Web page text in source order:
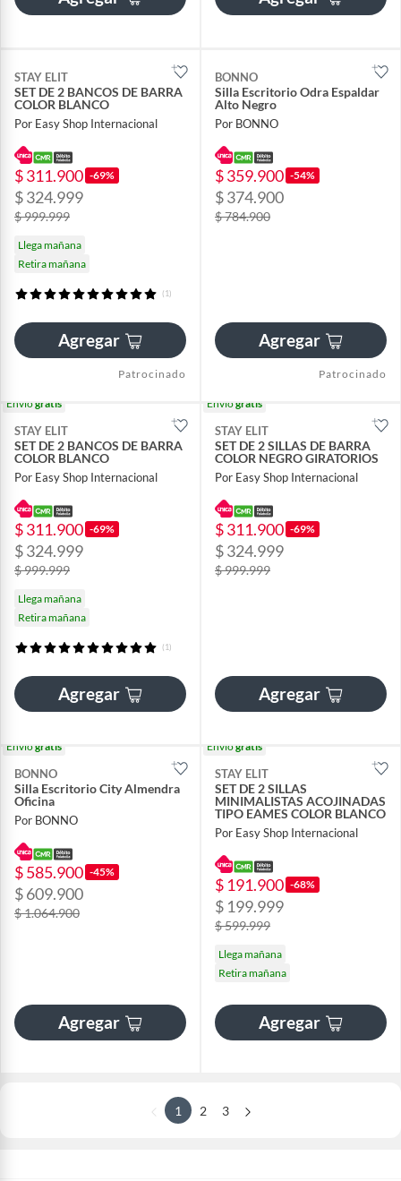
STAY ELIT
SET DE 2 BANCOS DE BARRA
COLOR BLANCO
Por Easy Shop Internacional
$ 311.900 -69%
$ 324.999
$ 999.999
Llega mañana
Retira mañana
(1)
Agregar
Patrocinado
BONNO
Silla Escritorio Odra Espaldar
Alto Negro
Por BONNO
$ 359.900 -54%
$ 374.900
$ 784.900
Agregar
Patrocinado
Envíogratis
STAY ELIT
SET DE 2 BANCOS DE BARRA
COLOR BLANCO
Por Easy Shop Internacional
$ 311.900 -69%
$ 324.999
$ 999.999
Llega mañana
Retira mañana
(1)
Agregar
Envíogratis
STAY ELIT
SET DE 2 SILLAS DE BARRA
COLOR NEGRO GIRATORIOS
Por Easy Shop Internacional
$ 311.900 -69%
$ 324.999
$ 999.999
Agregar
Envíogratis
BONNO
Silla Escritorio City Almendra
Oficina
Por BONNO
$ 585.900 -45%
$ 609.900
$ 1.064.900
Agregar
Envíogratis
STAY ELIT
SET DE 2 SILLAS
MINIMALISTAS ACOJINADAS
TIPO EAMES COLOR BLANCO
Por Easy Shop Internacional
$ 191.900 -68%
$ 199.999
$ 599.999
Llega mañana
Retira mañana
Agregar
1 2 3